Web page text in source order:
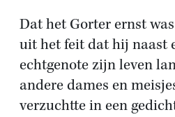
Dat het Gorter ernst
uit het feit dat hij naast
echtgenote zijn leven
andere dames en
verzuchtte in een